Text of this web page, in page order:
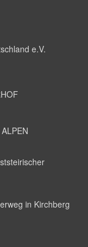
e.V.
in Kirchberg